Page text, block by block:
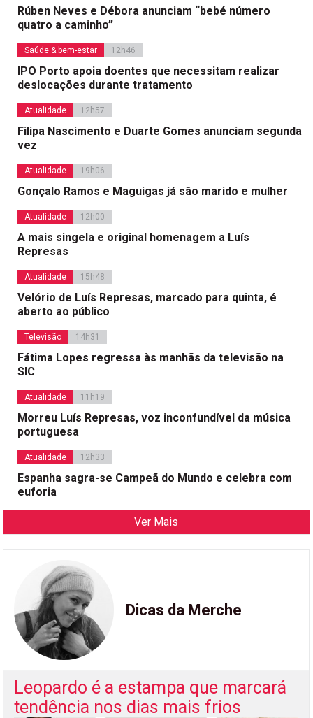
Rúben Neves e Débora anunciam “bebé número
quatro a caminho”
Saúde & bem-estar 12h46
IPO Porto apoia doentes que necessitam realizar
deslocações durante tratamento
Atualidade 12h57
Filipa Nascimento e Duarte Gomes anunciam segunda
vez
Atualidade 19h06
Gonçalo Ramos e Maguigas já são marido e mulher
Atualidade 12h00
A mais singela e original homenagem a Luís
Represas
Atualidade 15h48
Velório de Luís Represas, marcado para quinta, é
aberto ao público
Televisão 14h31
Fátima Lopes regressa às manhãs da televisão na
SIC
Atualidade 11h19
Morreu Luís Represas, voz inconfundível da música
portuguesa
Atualidade 12h33
Espanha sagra-se Campeã do Mundo e celebra com
euforia
Ver Mais
Dicas da Merche
Leopardo é a estampa que marcará
tendência nos dias mais frios